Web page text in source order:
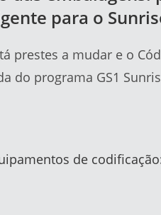
para o
prestes a mudar e o
do programa GS1